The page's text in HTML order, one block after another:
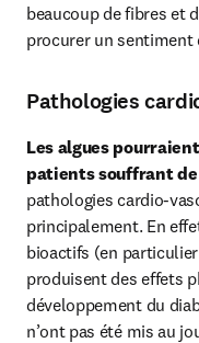
beaucoup de fibres et
procurer un sentiment
Pathologies
Les algues
patients souffrant
pathologies cardio-
principalement. En
bioactifs (en
produisent des effets
développement du
n’ont pas été mis au